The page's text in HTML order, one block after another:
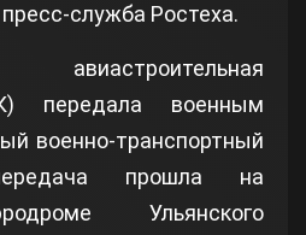
служба Ростеха.
передала военным
военно-транспортный
прошла на
Ульянского